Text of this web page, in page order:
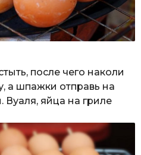
после чего наколи
а шпажки отправь на
Вуаля, яйца на гриле